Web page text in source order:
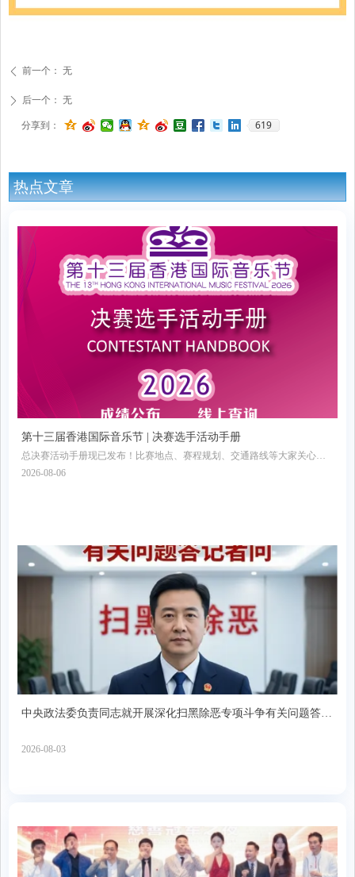
热点文章
第十三届香港国际音乐节 | 决赛选手活动手册
总决赛活动手册现已发布！比赛地点、赛程规划、交通路线等大家关心的
信息全部收录其中，欢迎收藏转发！
2026-08-06
中央政法委负责同志就开展深化扫黑除恶专项斗争有关问题答记
2026-08-03
分享到： 619
ꄴ 前一个： 无
ꄲ 后一个： 无